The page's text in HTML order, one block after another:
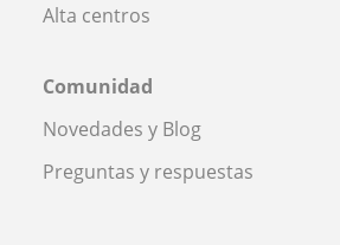
Alta centros
Comunidad
Novedades y Blog
Preguntas y respuestas